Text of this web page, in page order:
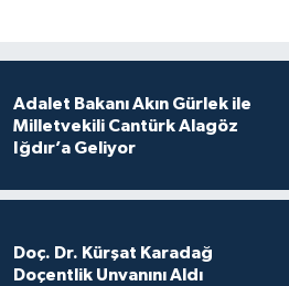
Adalet Bakanı Akın Gürlek ile
Milletvekili Cantürk Alagöz
Iğdır’a Geliyor
Doç. Dr. Kürşat Karadağ
Doçentlik Unvanını Aldı